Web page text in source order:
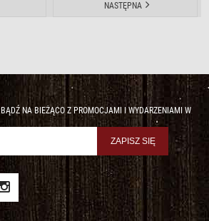
NASTĘPNA
NA BIEŻĄCO Z PROMOCJAMI I WYDARZENIAMI W